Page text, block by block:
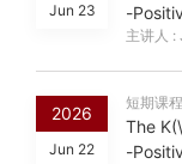
Jun 23
-
主讲人
2026
Jun 22
短期课程
The
-